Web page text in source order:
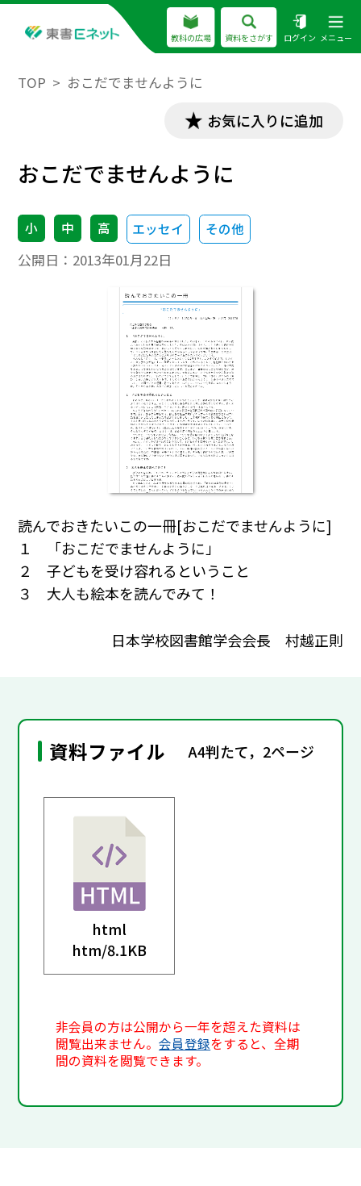
教科の広場 資料をさがす ログイン メニュー
TOP おこだでませんように
お気に入りに追加
おこだでませんように
小 中 高 エッセイ その他
公開日： 2013年01月22日
読んでおきたいこの一冊[おこだでませんように]
１ 「おこだでませんように」
２ 子どもを受け容れるということ
３ 大人も絵本を読んでみて！
日本学校図書館学会会長 村越正則
資料ファイル A4判たて，2ページ
html
htm/8.1KB
非会員の方は公開から一年を超えた資料は
閲覧出来ません。会員登録をすると、全期
間の資料を閲覧できます。